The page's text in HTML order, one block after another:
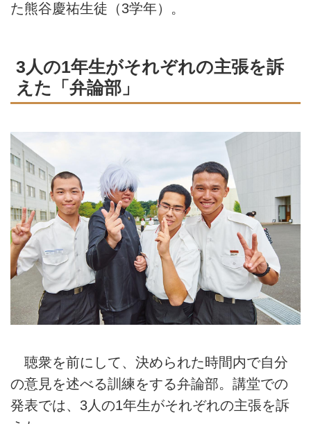
た熊谷慶祐生徒（3学年）。
3人の1年生がそれぞれの主張を訴
えた「弁論部」
聴衆を前にして、決められた時間内で自分
の意見を述べる訓練をする弁論部。講堂での
発表では、3人の1年生がそれぞれの主張を訴